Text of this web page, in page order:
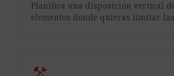
Planifica una disposición vertical
elementos donde quieras limitar